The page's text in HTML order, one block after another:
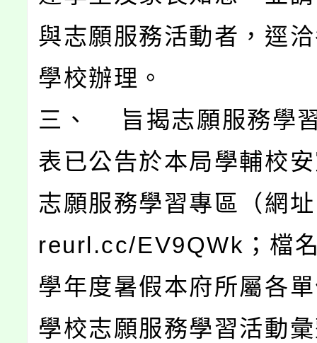
與志願服務活動者，逕
學校辦理。
三、 旨揭志願服務學
表已公告於本局學輔校
志願服務學習專區（網
reurl.cc/EV9QWk；檔
學年度暑假本府所屬各
學校志願服務學習活動